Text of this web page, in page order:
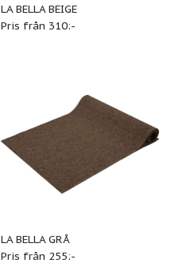
LA BELLA BEIGE
Pris från 310:-
LA BELLA GRÅ
Pris från 255:-